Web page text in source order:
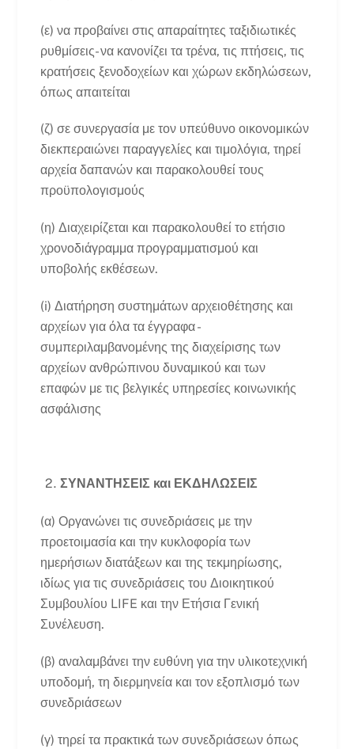
(ε) να προβαίνει στις απαραίτητες ταξιδιωτικές
ρυθμίσεις- να κανονίζει τα τρένα, τις πτήσεις, τις
κρατήσεις ξενοδοχείων και χώρων εκδηλώσεων,
όπως απαιτείται
(ζ) σε συνεργασία με τον υπεύθυνο οικονομικών
διεκπεραιώνει παραγγελίες και τιμολόγια, τηρεί
αρχεία δαπανών και παρακολουθεί τους
προϋπολογισμούς
(η) Διαχειρίζεται και παρακολουθεί το ετήσιο
χρονοδιάγραμμα προγραμματισμού και
υποβολής εκθέσεων.
(i) Διατήρηση συστημάτων αρχειοθέτησης και
αρχείων για όλα τα έγγραφα -
συμπεριλαμβανομένης της διαχείρισης των
αρχείων ανθρώπινου δυναμικού και των
επαφών με τις βελγικές υπηρεσίες κοινωνικής
ασφάλισης
ΣΥΝΑΝΤΗΣΕΙΣ και ΕΚΔΗΛΩΣΕΙΣ
(α) Οργανώνει τις συνεδριάσεις με την
προετοιμασία και την κυκλοφορία των
ημερήσιων διατάξεων και της τεκμηρίωσης,
ιδίως για τις συνεδριάσεις του Διοικητικού
Συμβουλίου LIFE και την Ετήσια Γενική
Συνέλευση.
(β) αναλαμβάνει την ευθύνη για την υλικοτεχνική
υποδομή, τη διερμηνεία και τον εξοπλισμό των
συνεδριάσεων
(γ) τηρεί τα πρακτικά των συνεδριάσεων όπως